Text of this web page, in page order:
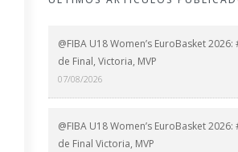
@FIBA U18 Women’s EuroBasket
de Final, Victoria, MVP
07/08/2026
@FIBA U18 Women’s EuroBasket
de Final Victoria, MVP